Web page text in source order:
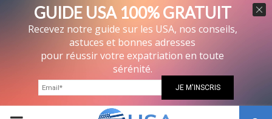
GUIDE USA 100% GRATUIT
Recevez notre guide sur les USA, nos conseils,
astuces et bonnes adresses
pour réussir votre expatriation en toute
sérénité.